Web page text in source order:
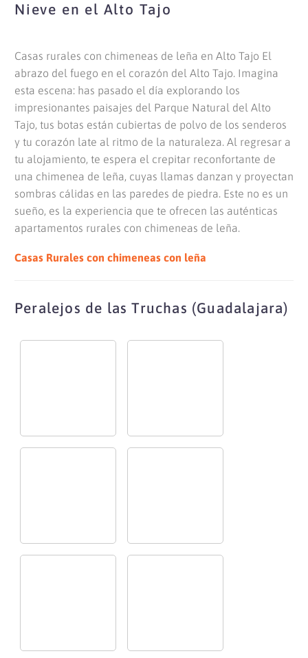
Nieve en el Alto Tajo
Casas rurales con chimeneas de leña en Alto Tajo El
abrazo del fuego en el corazón del Alto Tajo. Imagina
esta escena: has pasado el día explorando los
impresionantes paisajes del Parque Natural del Alto
Tajo, tus botas están cubiertas de polvo de los senderos
y tu corazón late al ritmo de la naturaleza. Al regresar a
tu alojamiento, te espera el crepitar reconfortante de
una chimenea de leña, cuyas llamas danzan y proyectan
sombras cálidas en las paredes de piedra. Este no es un
sueño, es la experiencia que te ofrecen las auténticas
apartamentos rurales con chimeneas de leña.
Casas Rurales con chimeneas con leña
Peralejos de las Truchas (Guadalajara)